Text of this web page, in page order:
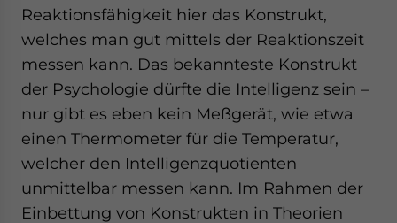
Reaktionsfähigkeit hier das Konstrukt,
welches man gut mittels der Reaktionszeit
messen kann. Das bekannteste Konstrukt
der Psychologie dürfte die Intelligenz sein –
nur gibt es eben kein Meßgerät, wie etwa
einen Thermometer für die Temperatur,
welcher den Intelligenzquotienten
unmittelbar messen kann. Im Rahmen der
Einbettung von Konstrukten in Theorien